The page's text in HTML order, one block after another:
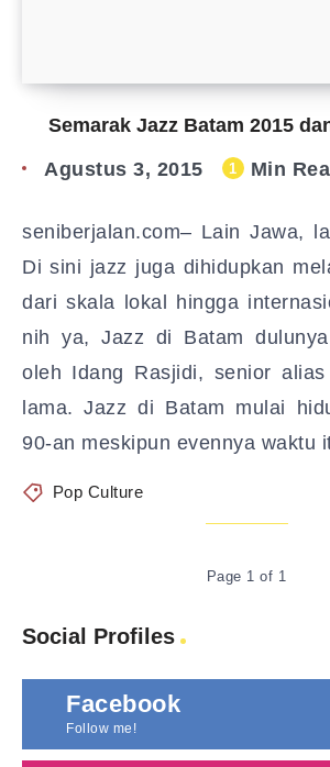
Semarak Jazz Batam 2015
Agustus 3, 2015 1 Min
seniberjalan.com– Lain Jawa,
Di sini jazz juga dihidupkan
dari skala lokal hingga
nih ya, Jazz di Batam dulunya
oleh Idang Rasjidi, senior
lama. Jazz di Batam mulai
90-an meskipun evennya waktu
Pop Culture
Page 1 of 1
Social Profiles
Facebook
Follow me!